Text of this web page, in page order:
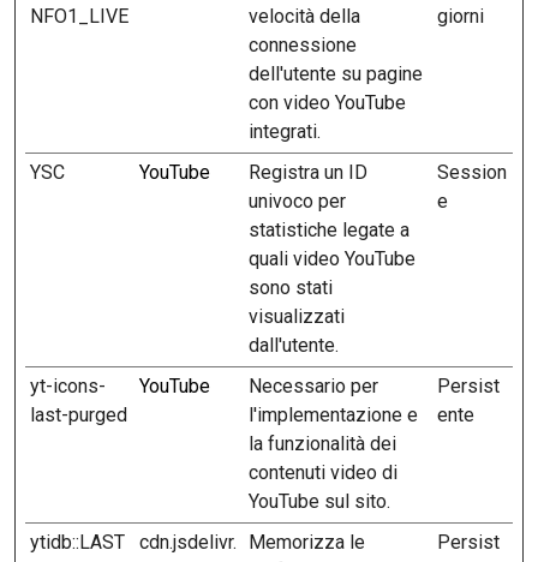
NFO1_LIVE
velocità della
connessione
dell'utente su pagine
con video YouTube
integrati.
giorni
YSC YouTube
Registra un ID
univoco per
statistiche legate a
quali video YouTube
sono stati
visualizzati
dall'utente.
Session
e
yt-icons-
last-purged
YouTube
Necessario per
l'implementazione e
la funzionalità dei
contenuti video di
YouTube sul sito.
Persist
ente
ytidb::LAST
cdn.jsdelivr.
Memorizza le
Persist